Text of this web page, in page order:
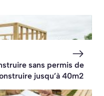
sans permis de
jusqu’à 40m2